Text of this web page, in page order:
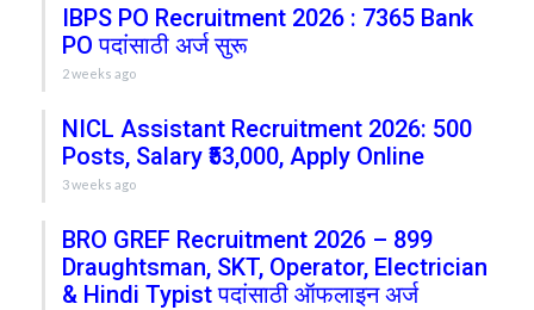
IBPS PO Recruitment 2026 : 7365 Bank
PO पदांसाठी अर्ज सुरू
2 weeks ago
NICL Assistant Recruitment 2026: 500
Posts, Salary ₹53,000, Apply Online
3 weeks ago
BRO GREF Recruitment 2026 – 899
Draughtsman, SKT, Operator, Electrician
& Hindi Typist पदांसाठी ऑफलाइन अर्ज